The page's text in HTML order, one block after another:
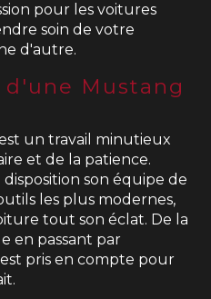
pour les voitures
soin de votre
d'autre.
Mustang
un travail minutieux
et de la patience.
son équipe de
les plus modernes,
tout son éclat. De la
en passant par
pris en compte pour